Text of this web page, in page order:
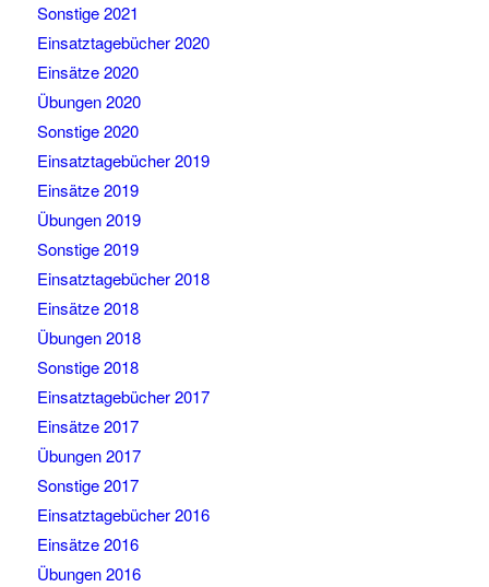
Sonstige 2021
Einsatztagebücher 2020
Einsätze 2020
Übungen 2020
Sonstige 2020
Einsatztagebücher 2019
Einsätze 2019
Übungen 2019
Sonstige 2019
Einsatztagebücher 2018
Einsätze 2018
Übungen 2018
Sonstige 2018
Einsatztagebücher 2017
Einsätze 2017
Übungen 2017
Sonstige 2017
Einsatztagebücher 2016
Einsätze 2016
Übungen 2016